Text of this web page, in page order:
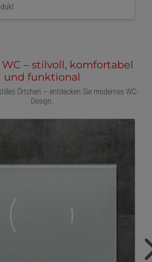
– stilvoll, komfortabel
und funktional
Örtchen – entdecken Sie modernes WC-
Design.